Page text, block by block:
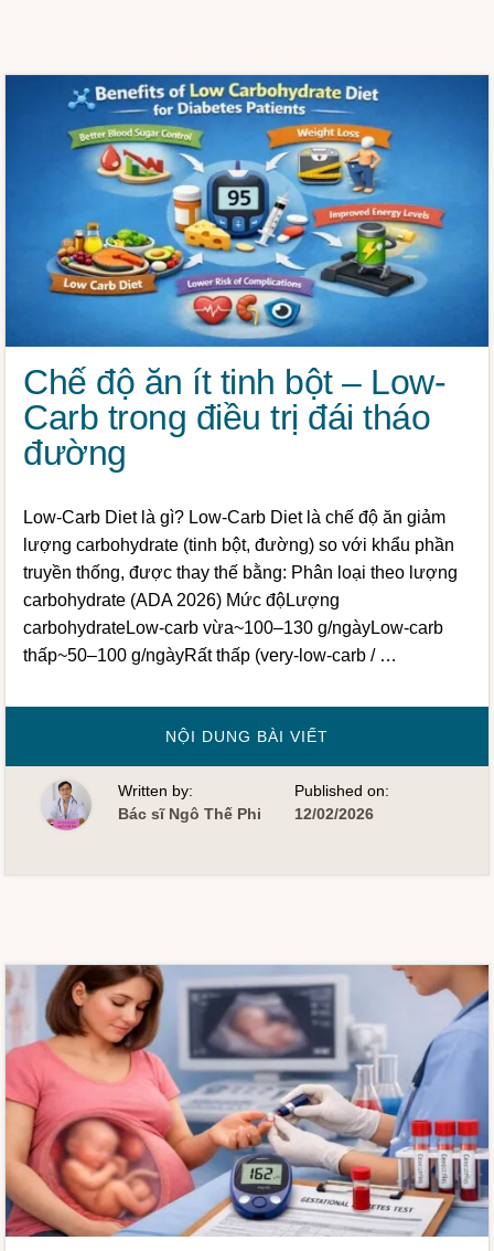
Chế độ ăn ít tinh bột – Low-
Carb trong điều trị đái tháo
đường
Low-Carb Diet là gì? Low-Carb Diet là chế độ ăn giảm
lượng carbohydrate (tinh bột, đường) so với khẩu phần
truyền thống, được thay thế bằng: Phân loại theo lượng
carbohydrate (ADA 2026) Mức độLượng
carbohydrateLow-carb vừa~100–130 g/ngàyLow-carb
thấp~50–100 g/ngàyRất thấp (very-low-carb / …
NỘI DUNG BÀI VIẾT
ĂN
ÍT
TINH
BỘT
TRONG
Written by:
Bác sĩ Ngô Thế Phi
Published on:
12/02/2026